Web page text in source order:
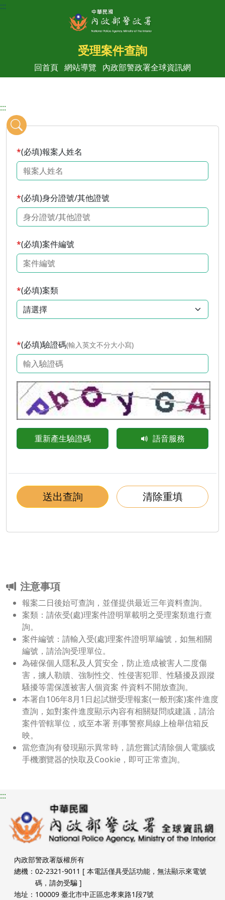
跳到主要內容區
:::
受理案件查詢
回首頁 網站導覽 內政部警政署全球資訊網
:::
(必填)報案人姓名
(必填)身分證號/其他證號
(必填)案件編號
(必填)案類
(必填)驗證碼(輸入英文不分大小寫)
請輸入圖片中的驗證碼，英文不分大小寫
重新產生驗證碼 語音服務
送出查詢 清除重填
注意事項
報案二日後始可查詢，並僅提供最近三年資料查詢。
案類：請依受(處)理案件證明單載明之受理案類進行查
詢。
案件編號：請輸入受(處)理案件證明單編號，如無相關
編號，請洽詢受理單位。
為確保個人隱私及人質安全，防止造成被害人二度傷
害，擄人勒贖、強制性交、性侵害犯罪、性騷擾及跟蹤
騷擾等需保護被害人個資案 件資料不開放查詢。
本署自106年8月1日起試辦受理報案(一般刑案)案件進度
查詢，如對案件進度顯示內容有相關疑問或建議，請洽
案件管轄單位，或至本署 刑事警察局線上檢舉信箱反
映。
當您查詢有發現顯示異常時，請您嘗試清除個人電腦或
手機瀏覽器的快取及Cookie，即可正常查詢。
:::
內政部警政署版權所有
總機： 02-2321-9011 [ 本電話僅具受話功能，無法顯示來電號
碼，請勿受騙 ]
地址： 100009 臺北市中正區忠孝東路1段7號